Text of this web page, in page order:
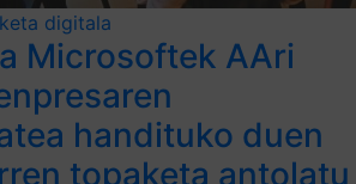
digitala
Microsoftek AAri
handituko duen
topaketa antolatu